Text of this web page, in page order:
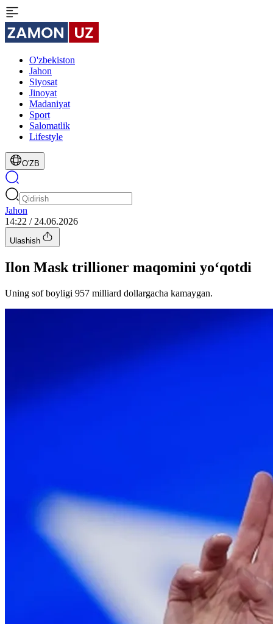
O'zbekiston
Jahon
Siyosat
Jinoyat
Madaniyat
Sport
Salomatlik
Lifestyle
O'ZB
Jahon
14:22 / 24.06.2026
Ulashish
Ilon Mask trillioner maqomini yo‘qotdi
Uning sof boyligi 957 milliard dollargacha kamaygan.